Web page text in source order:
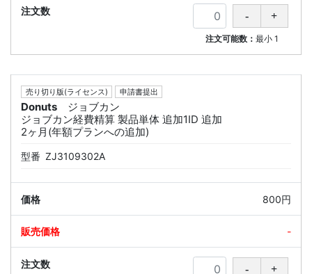
注文可能数：最小 1
売り切り版(ライセンス) 申請書提出
Donuts
ジョブカン
ジョブカン経費精算 製品単体 追加1ID 追加
2ヶ月(年額プランへの追加)
型番 ZJ3109302A
800円
-